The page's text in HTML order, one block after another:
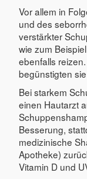
Vor allem in
und des
verstärkter
wie zum
ebenfalls
begünstigten
Bei starkem
einen Hautarzt
Besserung,
medizinische
Apotheke)
Vitamin D und